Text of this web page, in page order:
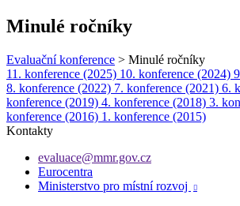
Minulé ročníky
Evaluační konference > Minulé ročníky
11. konference (2025) 10. konference (2024)
8. konference (2022) 7. konference (2021) 6.
konference (2019) 4. konference (2018) 3.
konference (2016) 1. konference (2015)
Kontakty
evaluace@mmr.gov.cz
Eurocentra
Ministerstvo pro místní rozvoj
